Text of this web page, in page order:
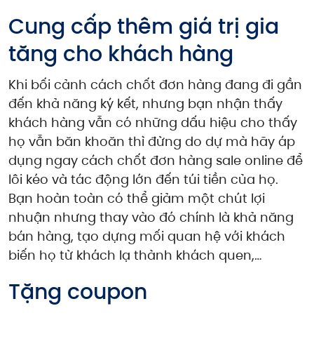
Cung cấp thêm giá trị gia
tăng cho khách hàng
Khi bối cảnh cách chốt đơn hàng đang đi gần
đến khả năng ký kết, nhưng bạn nhận thấy
khách hàng vẫn có những dấu hiệu cho thấy
họ vẫn băn khoăn thì đừng do dự mà hãy áp
dụng ngay cách chốt đơn hàng sale online để
lôi kéo và tác động lớn đến túi tiền của họ.
Bạn hoàn toàn có thể giảm một chút lợi
nhuận nhưng thay vào đó chính là khả năng
bán hàng, tạo dựng mối quan hệ với khách
biến họ từ khách lạ thành khách quen,…
Tặng coupon